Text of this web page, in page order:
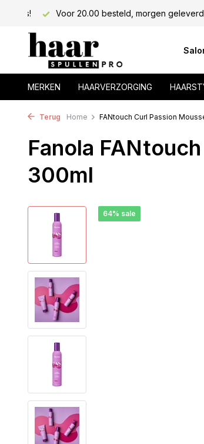
Voor 20.00 besteld, morgen
MERKEN HAARVERZORGING
Terug Home FANtouch Curl Passion
Fanola
300ml
64% sale